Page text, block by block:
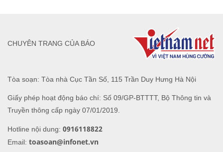
Tòa soạn: Tòa nhà Cục Tần Số, 115 Trần Duy Hưng Hà Nội
Giấy phép hoạt động báo chí: Số 09/GP-BTTTT, Bộ Thông tin và
Truyền thông cấp ngày 07/01/2019.
Hotline nội dung: 0916118822
Email: toasoan@infonet.vn
CHUYÊN TRANG CỦA BÁO